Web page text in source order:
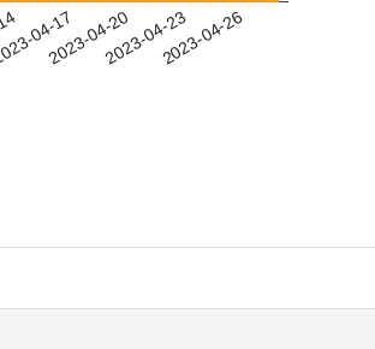
04-17
2023-04-202023-04-232023-04-26